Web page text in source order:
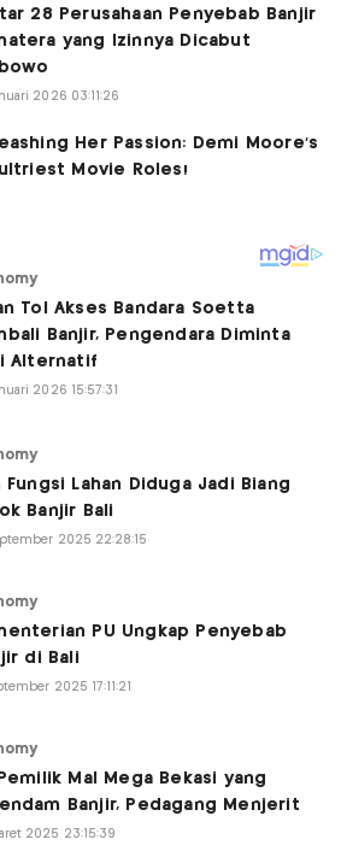
28 Perusahaan Penyebab Banjir
yang Izinnya Dicabut
2026 03:11:26
Tol Akses Bandara Soetta
Banjir, Pengendara Diminta
Alternatif
2026 15:57:31
Fungsi Lahan Diduga Jadi Biang
Banjir Bali
2025 22:28:15
PU Ungkap Penyebab
di Bali
2025 17:11:21
Mal Mega Bekasi yang
Banjir, Pedagang Menjerit
2025 23:15:39